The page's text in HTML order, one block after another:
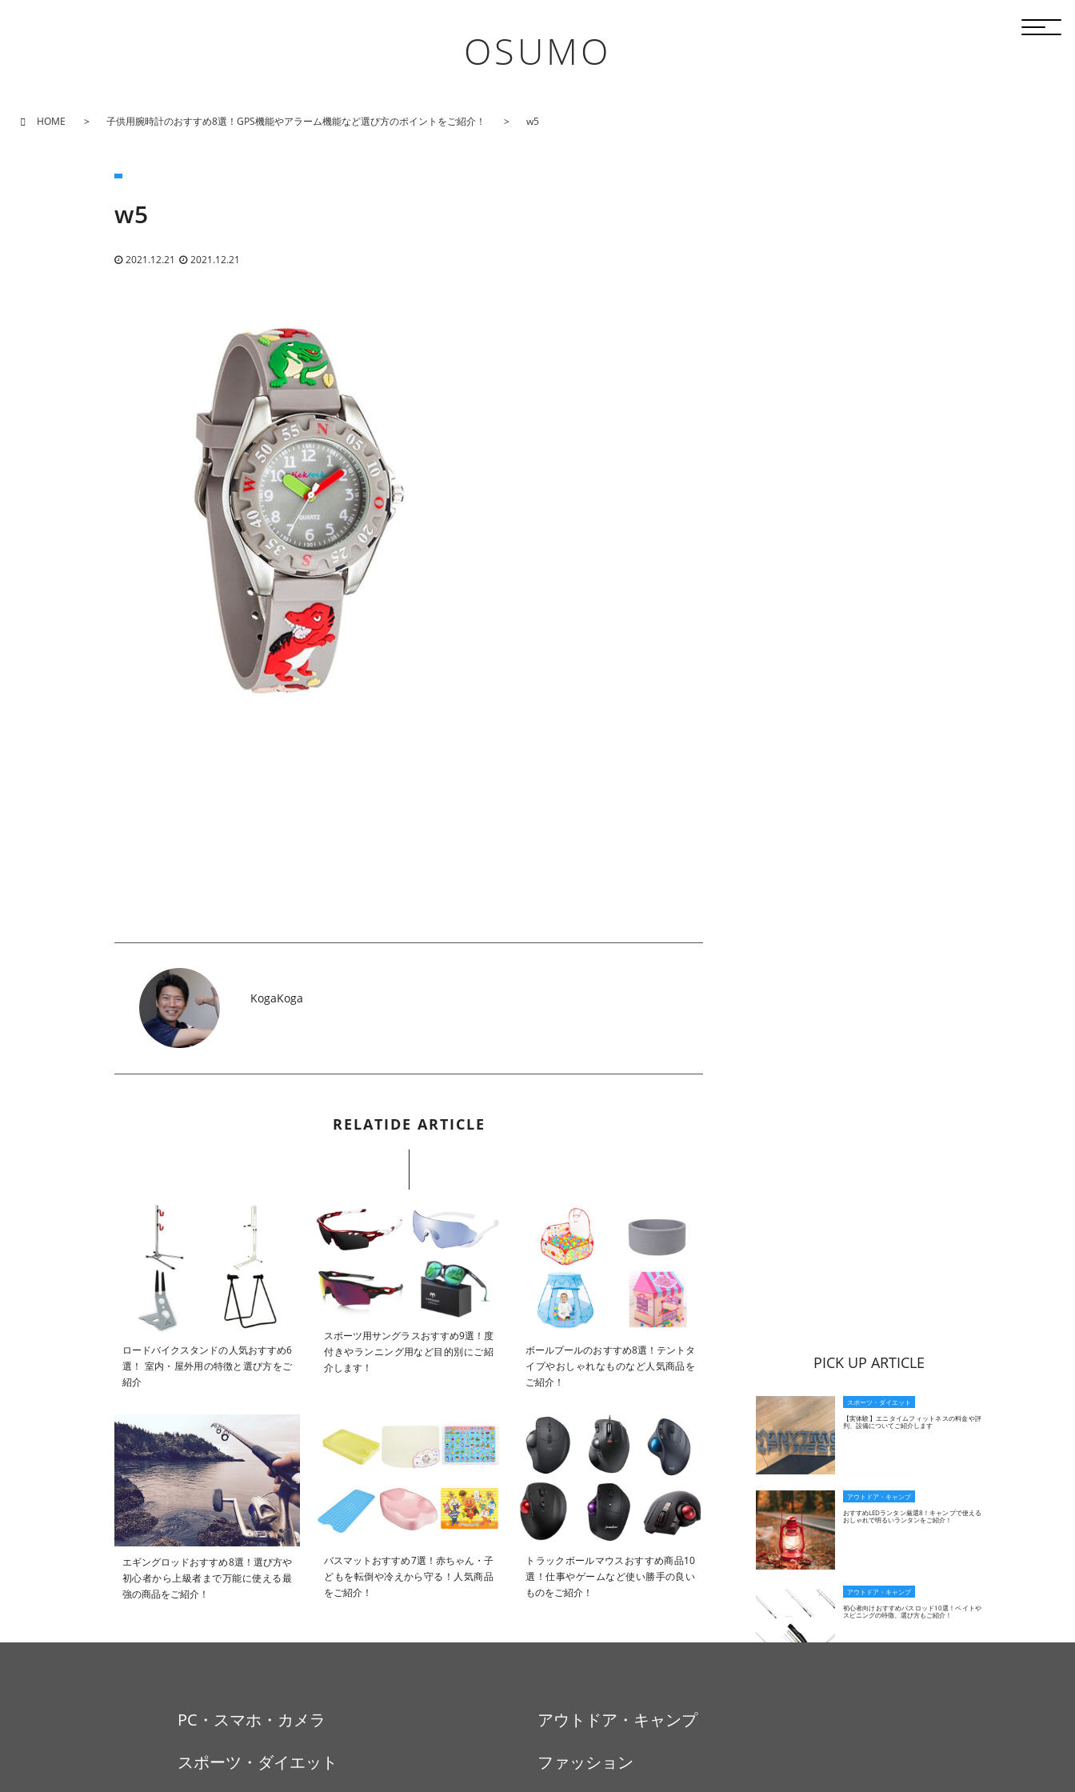
OSUMO
HOME 子供用腕時計のおすすめ8選！GPS機能やアラーム機能など選び方のポイントをご紹介！ w5
w5
2021.12.21 2021.12.21
KogaKoga
RELATIDE ARTICLE
ロードバイクスタンドの人気おすすめ6
選！ 室内・屋外用の特徴と選び方をご
紹介
スポーツ用サングラスおすすめ9選！度
付きやランニング用など目的別にご紹
介します！
ボールプールのおすすめ8選！テントタ
イプやおしゃれなものなど人気商品を
ご紹介！
エギングロッドおすすめ8選！選び方や
初心者から上級者まで万能に使える最
強の商品をご紹介！
バスマットおすすめ7選！赤ちゃん・子
どもを転倒や冷えから守る！人気商品
をご紹介！
トラックボールマウスおすすめ商品10
選！仕事やゲームなど使い勝手の良い
ものをご紹介！
PICK UP ARTICLE
スポーツ・ダイエット
【実体験】エニタイムフィットネスの料金や評
判、設備についてご紹介します
アウトドア・キャンプ
おすすめLEDランタン厳選8！キャンプで使える
おしゃれで明るいランタンをご紹介！
アウトドア・キャンプ
初心者向けおすすめバスロッド10選！ベイトや
スピニングの特徴、選び方もご紹介！
PC・スマホ・カメラ
アウトドア・キャンプ
スポーツ・ダイエット
ファッション